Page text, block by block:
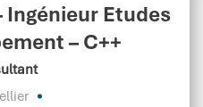
Ingénieur Etudes
– C++